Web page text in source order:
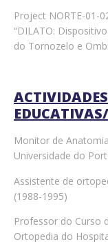
Project NORTE-01-
“DILATO:
do Tornozelo e
ACTIVIDADES
Monitor de
Universidade do
Assistente de
(1988-1995)
Professor do Curso
Ortopedia do